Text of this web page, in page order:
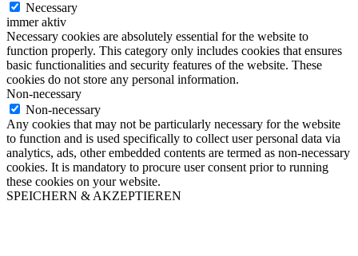
Necessary
immer aktiv
Necessary cookies are absolutely essential for the website to
function properly. This category only includes cookies that ensures
basic functionalities and security features of the website. These
cookies do not store any personal information.
Non-necessary
Non-necessary
Any cookies that may not be particularly necessary for the website
to function and is used specifically to collect user personal data via
analytics, ads, other embedded contents are termed as non-necessary
cookies. It is mandatory to procure user consent prior to running
these cookies on your website.
SPEICHERN & AKZEPTIEREN